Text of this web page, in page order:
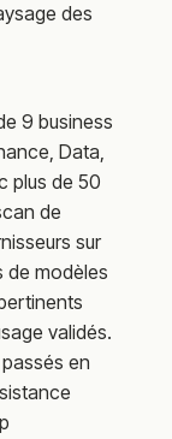
des
9 business
Data,
plus de 50
de
sur
de modèles
validés.
en